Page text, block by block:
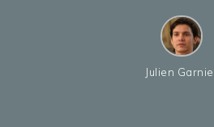
Julien